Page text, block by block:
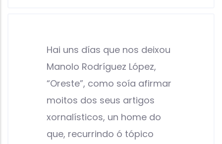
Hai uns días que nos deixou
Manolo Rodríguez López,
“Oreste”, como soía afirmar
moitos dos seus artigos
xornalísticos, un home do
que, recurrindo ó tópico